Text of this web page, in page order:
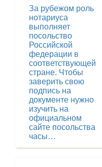
За рубежом роль
нотариуса
выполняет
посольство
Российской
федерации в
соответствующей
стране. Чтобы
заверить свою
подпись на
документе нужно
изучить на
официальном
сайте посольства
часы…